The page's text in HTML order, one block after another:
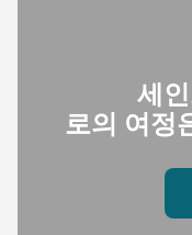
세
로의 여정